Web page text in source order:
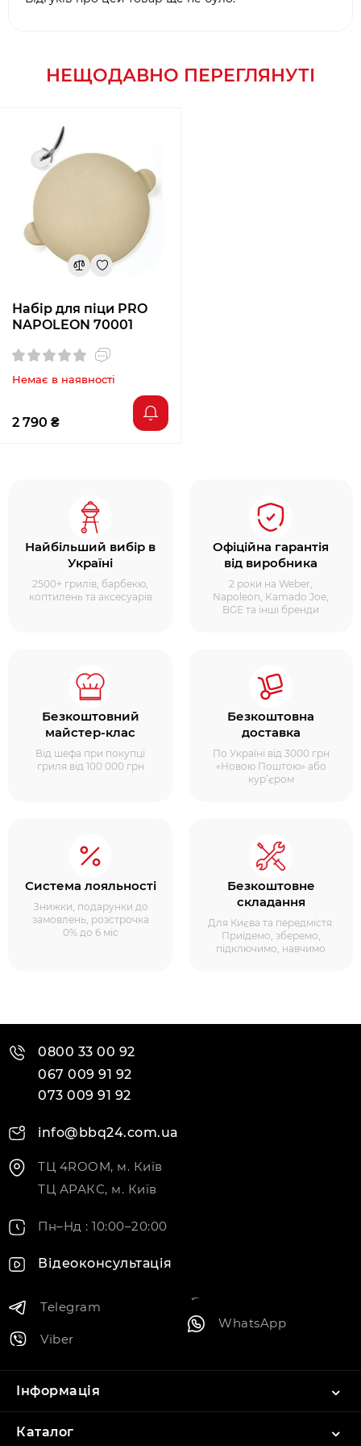
НЕЩОДАВНО ПЕРЕГЛЯНУТІ
Набір для піци PRO
NAPOLEON 70001
Немає в наявності
2 790 ₴
Найбільший вибір в
Україні
2500+ грилів, барбекю,
коптилень та аксесуарів
Офіційна гарантія
від виробника
2 роки на Weber,
Napoleon, Kamado Joe,
BGE та інші бренди
Безкоштовний
майстер-клас
Від шефа при покупці
гриля від 100 000 грн
Безкоштовна
доставка
По Україні від 3000 грн
«Новою Поштою» або
кур’єром
Система лояльності
Знижки, подарунки до
замовлень, розстрочка
0% до 6 міс
Безкоштовне
складання
Для Києва та передмістя.
Приїдемо, зберемо,
підключимо, навчимо
0800 33 00 92
067 009 91 92
073 009 91 92
info@bbq24.com.ua
ТЦ 4ROOM, м. Київ
ТЦ АРАКС, м. Київ
Пн–Нд : 10:00–20:00
Відеоконсультація
Telegram
Viber
WhatsApp
Інформація
Каталог